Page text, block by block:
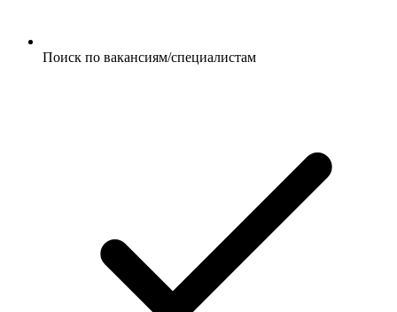
Поиск по вакансиям/специалистам